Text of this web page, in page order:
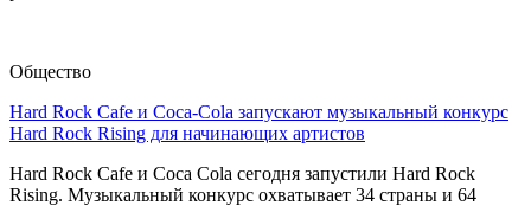
Общество
Hard Rock Cafe и Coca-Cola запускают музыкальный конкурс
Hard Rock Rising для начинающих артистов
Hard Rock Cafe и Coca Cola сегодня запустили Hard Rock
Rising. Музыкальный конкурс охватывает 34 страны и 64